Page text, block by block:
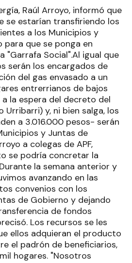
Raúl Arroyo, informó que
se estarían transfiriendo los
a los Municipios y
para que se ponga en
"Garrafa Social".Al igual que
serán los encargados de
del gas envasado a un
entrerrianos de bajos
la espera del decreto del
Urribarri) y, ni bien salga, los
a 3.016.000 pesos- serán
y Juntas de
a colegas de APF,
se podría concretar la
la semana anterior y
avanzando en las
convenios con los
de Gobierno y dejando
de fondos
Los recursos se les
ellos adquieran el producto
el padrón de beneficiarios,
hogares. "Nosotros